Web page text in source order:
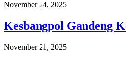
November 24, 2025
Kesbangpol Gandeng
November 21, 2025